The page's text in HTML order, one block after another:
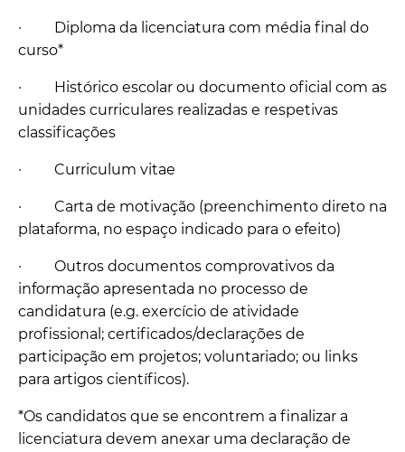
· Diploma da licenciatura com média final do
curso*
· Histórico escolar ou documento oficial com as
unidades curriculares realizadas e respetivas
classificações
· Curriculum vitae
· Carta de motivação (preenchimento direto na
plataforma, no espaço indicado para o efeito)
· Outros documentos comprovativos da
informação apresentada no processo de
candidatura (e.g. exercício de atividade
profissional; certificados/declarações de
participação em projetos; voluntariado; ou links
para artigos científicos).
*Os candidatos que se encontrem a finalizar a
licenciatura devem anexar uma declaração de